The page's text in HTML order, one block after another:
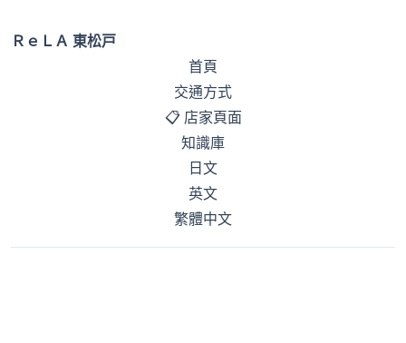
ＲｅＬＡ 東松戸
首頁
交通方式
📋 店家頁面
知識庫
日文
英文
繁體中文